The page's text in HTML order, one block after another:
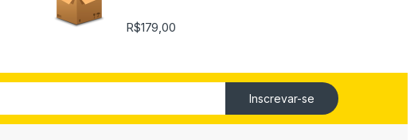
R$179,00
Inscrevar-se